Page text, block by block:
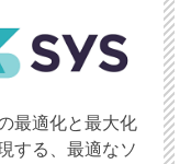
最適化と最大化
する、最適なソ